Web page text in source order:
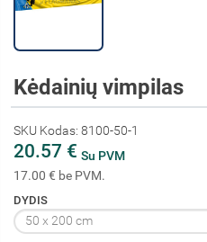
Kėdainių vimpilas
SKU Kodas: 8100-50-1
20.57 € Su PVM
17.00 € be PVM.
DYDIS